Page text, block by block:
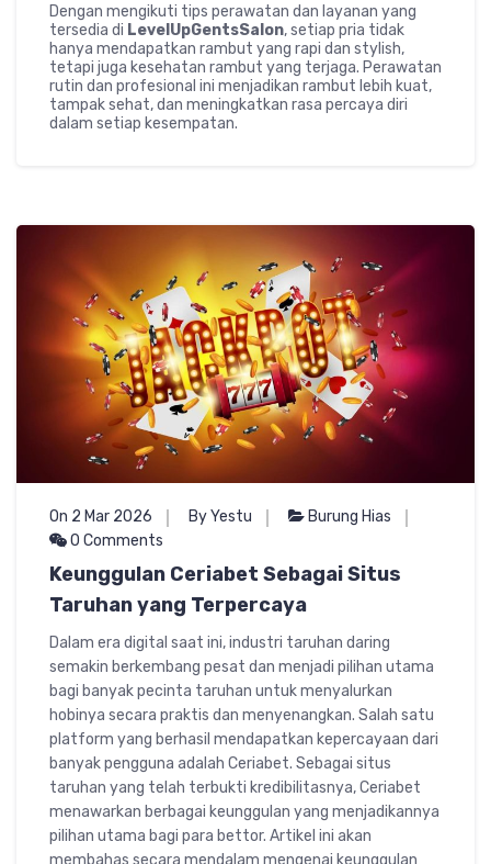
Dengan mengikuti tips perawatan dan layanan yang
tersedia di LevelUpGentsSalon, setiap pria tidak
hanya mendapatkan rambut yang rapi dan stylish,
tetapi juga kesehatan rambut yang terjaga. Perawatan
rutin dan profesional ini menjadikan rambut lebih kuat,
tampak sehat, dan meningkatkan rasa percaya diri
dalam setiap kesempatan.
On 2 Mar 2026 By Yestu
Burung Hias
0 Comments
Keunggulan Ceriabet Sebagai Situs
Taruhan yang Terpercaya
Dalam era digital saat ini, industri taruhan daring
semakin berkembang pesat dan menjadi pilihan utama
bagi banyak pecinta taruhan untuk menyalurkan
hobinya secara praktis dan menyenangkan. Salah satu
platform yang berhasil mendapatkan kepercayaan dari
banyak pengguna adalah Ceriabet. Sebagai situs
taruhan yang telah terbukti kredibilitasnya, Ceriabet
menawarkan berbagai keunggulan yang menjadikannya
pilihan utama bagi para bettor. Artikel ini akan
membahas secara mendalam mengenai keunggulan